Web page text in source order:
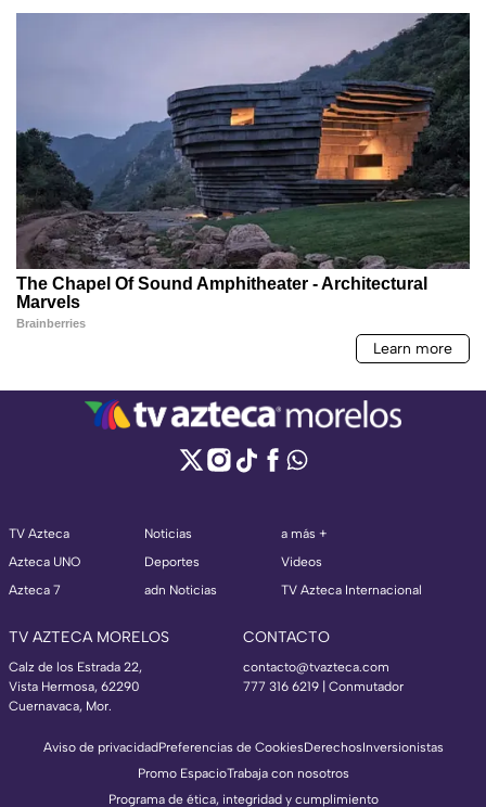
TV Azteca
Azteca UNO
Azteca 7
Noticias
Deportes
adn Noticias
a más +
Videos
TV Azteca Internacional
TV AZTECA MORELOS
Calz de los Estrada 22,
Vista Hermosa, 62290
Cuernavaca, Mor.
CONTACTO
contacto@tvazteca.com
777 316 6219 | Conmutador
Aviso de privacidadPreferencias de CookiesDerechosInversionistas
Promo EspacioTrabaja con nosotros
Programa de ética, integridad y cumplimiento